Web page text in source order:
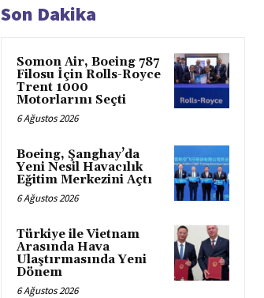
Son Dakika
Somon Air, Boeing 787
Filosu İçin Rolls-Royce
Trent 1000
Motorlarını Seçti
6 Ağustos 2026
Boeing, Şanghay’da
Yeni Nesil Havacılık
Eğitim Merkezini Açtı
6 Ağustos 2026
Türkiye ile Vietnam
Arasında Hava
Ulaştırmasında Yeni
Dönem
6 Ağustos 2026